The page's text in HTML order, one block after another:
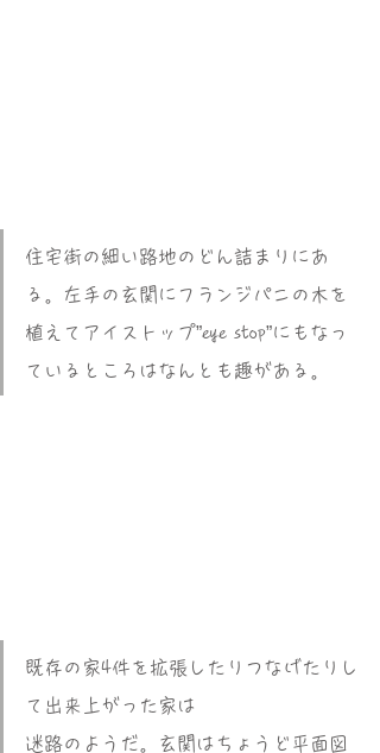
住宅街の細い路地のどん詰まりにあ
る。左手の玄関にフランジパニの木を
植えてアイストップ”eye stop”にもなっ
ているところはなんとも趣がある。
既存の家4件を拡張したりつなげたりし
て出来上がった家は
迷路のようだ。玄関はちょうど平面図